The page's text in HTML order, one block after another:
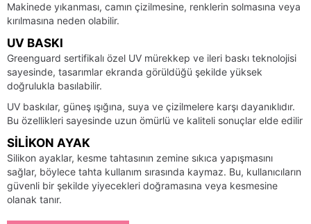
Makinede yıkanması, camın çizilmesine, renklerin solmasına veya
kırılmasına neden olabilir.
UV BASKI
Greenguard sertifikalı özel UV mürekkep ve ileri baskı teknolojisi
sayesinde, tasarımlar ekranda görüldüğü şekilde yüksek
doğrulukla basılabilir.
UV baskılar, güneş ışığına, suya ve çizilmelere karşı dayanıklıdır.
Bu özellikleri sayesinde uzun ömürlü ve kaliteli sonuçlar elde edilir
SILIKON AYAK
Silikon ayaklar, kesme tahtasının zemine sıkıca yapışmasını
sağlar, böylece tahta kullanım sırasında kaymaz. Bu, kullanıcıların
güvenli bir şekilde yiyecekleri doğramasına veya kesmesine
olanak tanır.